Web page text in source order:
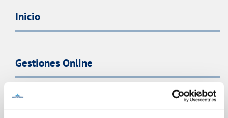
Inicio
Gestiones Online
FACTURAS, PAGOS Y CONSUMOS